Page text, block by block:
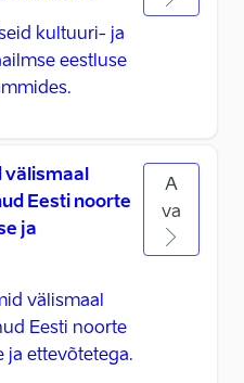
kultuuri- ja
eestluse
Eesti noorte
ja
välismaal
Eesti noorte
ja ettevõtetega.
A
va